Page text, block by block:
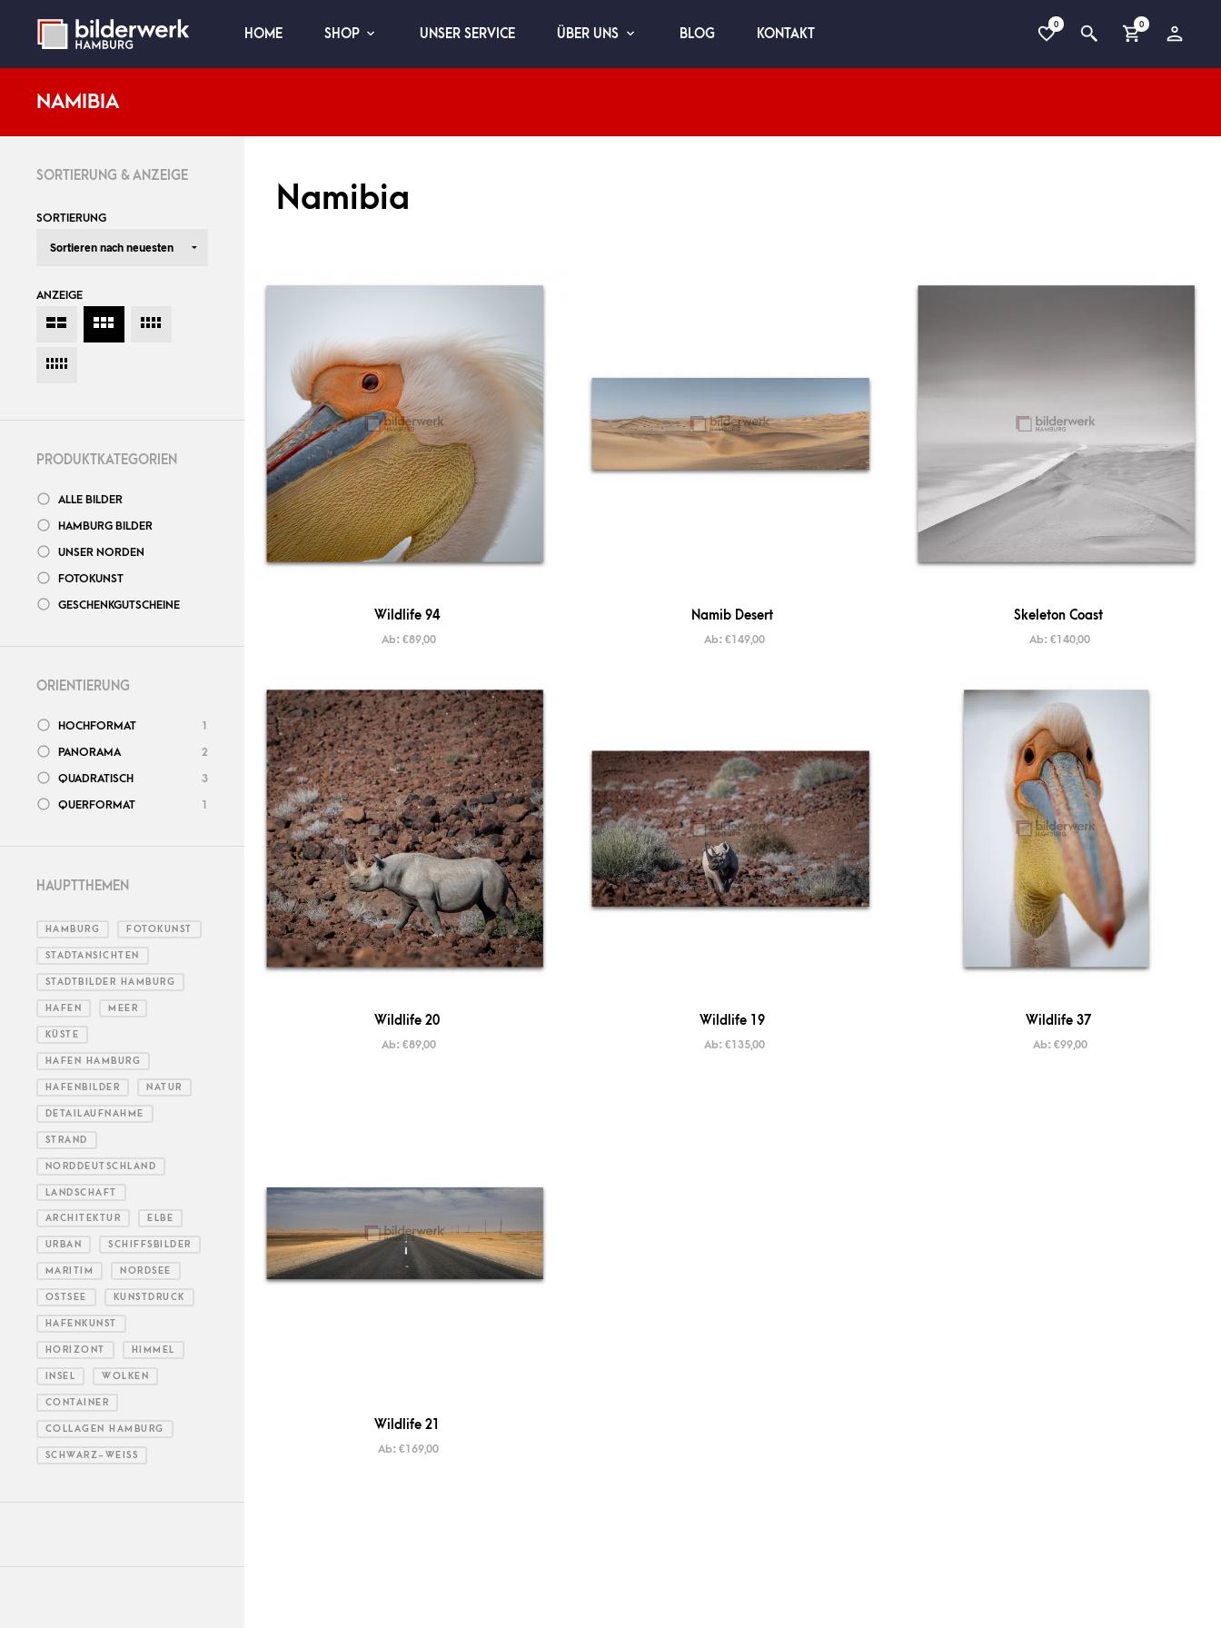
HOME SHOP UNSER SERVICE ÜBER UNS BLOG KONTAKT
0 0
NAMIBIA
Namibia
Wildlife 94
Ab: €89,00
Namib Desert
Ab: €149,00
Skeleton Coast
Ab:€140,00
Wildlife 20
Ab: €89,00
Wildlife 19
Ab: €135,00
Wildlife 37
Ab: €99,00
Wildlife 21
Ab:€169,00
SORTIERUNG & ANZEIGE
SORTIERUNG
ANZEIGE
PRODUKTKATEGORIEN
ALLE BILDER
HAMBURG BILDER
UNSER NORDEN
FOTOKUNST
GESCHENKGUTSCHEINE
ORIENTIERUNG
HOCHFORMAT 1
PANORAMA 2
QUADRATISCH 3
QUERFORMAT 1
HAUPTTHEMEN
HAMBURG FOTOKUNST
STADTANSICHTEN
STADTBILDER HAMBURG
HAFEN MEER
KÜSTE
HAFEN HAMBURG
HAFENBILDER NATUR
DETAILAUFNAHME
STRAND
NORDDEUTSCHLAND
LANDSCHAFT
ARCHITEKTUR ELBE
URBAN SCHIFFSBILDER
MARITIM NORDSEE
OSTSEE KUNSTDRUCK
HAFENKUNST
HORIZONT HIMMEL
INSEL WOLKEN
CONTAINER
COLLAGEN HAMBURG
SCHWARZ-WEISS